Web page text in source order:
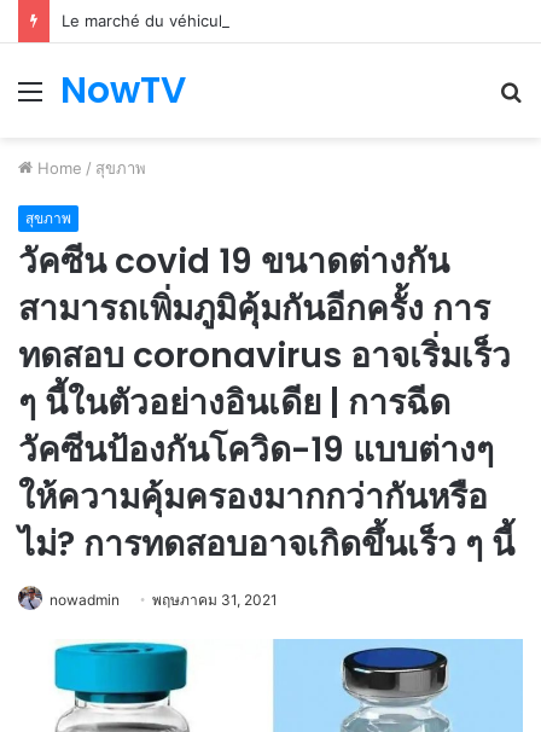
Le marché du véhicule d’occasion en plein essor
Menu
NowTV
Home / สุขภาพ
สุขภาพ
วัคซีน covid 19 ขนาดต่างกัน
สามารถเพิ่มภูมิคุ้มกันอีกครั้ง การ
ทดสอบ coronavirus อาจเริ่มเร็ว
ๆ นี้ในตัวอย่างอินเดีย | การฉีด
วัคซีนป้องกันโควิด-19 แบบต่างๆ
ให้ความคุ้มครองมากกว่ากันหรือ
ไม่? การทดสอบอาจเกิดขึ้นเร็ว ๆ นี้
nowadmin พฤษภาคม 31, 2021